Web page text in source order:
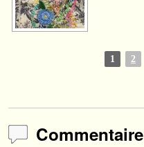
1 2
Commentaire